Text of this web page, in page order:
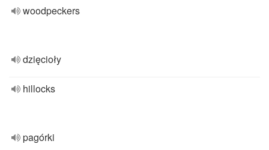
woodpeckers
dzięcioły
hillocks
pagórki